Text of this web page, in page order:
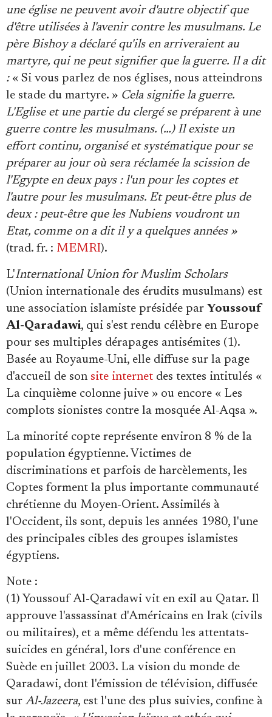
une église ne peuvent avoir d'autre objectif que
d'être utilisées à l'avenir contre les musulmans. Le
père Bishoy a déclaré qu'ils en arriveraient au
martyre, qui ne peut signifier que la guerre. Il a dit
:« Si vous parlez de nos églises, nous atteindrons
le stade du martyre. » Cela signifie la guerre.
L'Eglise et une partie du clergé se préparent à une
guerre contre les musulmans. (…) Il existe un
effort continu, organisé et systématique pour se
préparer au jour où sera réclamée la scission de
l'Egypte en deux pays : l'un pour les coptes et
l'autre pour les musulmans. Et peut-être plus de
deux : peut-être que les Nubiens voudront un
Etat, comme on a dit il y a quelques années »
(trad. fr. : MEMRI).
L'International Union for Muslim Scholars
(Union internationale des érudits musulmans) est
une association islamiste présidée par Youssouf
Al-Qaradawi, qui s'est rendu célèbre en Europe
pour ses multiples dérapages antisémites (1).
Basée au Royaume-Uni, elle diffuse sur la page
d'accueil de son site internet des textes intitulés «
La cinquième colonne juive » ou encore « Les
complots sionistes contre la mosquée Al-Aqsa ».
La minorité copte représente environ 8 % de la
population égyptienne. Victimes de
discriminations et parfois de harcèlements, les
Coptes forment la plus importante communauté
chrétienne du Moyen-Orient. Assimilés à
l'Occident, ils sont, depuis les années 1980, l'une
des principales cibles des groupes islamistes
égyptiens.
Note :
(1) Youssouf Al-Qaradawi vit en exil au Qatar. Il
approuve l'assassinat d'Américains en Irak (civils
ou militaires), et a même défendu les attentats-
suicides en général, lors d'une conférence en
Suède en juillet 2003. La vision du monde de
Qaradawi, dont l'émission de télévision, diffusée
sur Al-Jazeera, est l'une des plus suivies, confine à